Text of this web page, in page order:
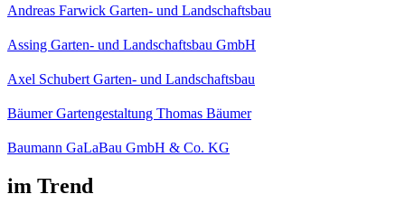
Andreas Farwick Garten- und Landschaftsbau
Assing Garten- und Landschaftsbau GmbH
Axel Schubert Garten- und Landschaftsbau
Bäumer Gartengestaltung Thomas Bäumer
Baumann GaLaBau GmbH & Co. KG
im Trend